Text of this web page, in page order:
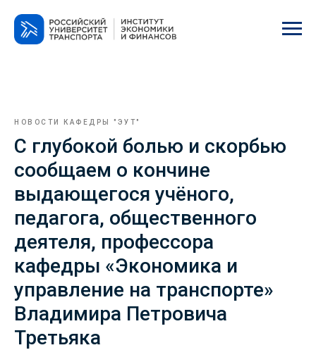
НОВОСТИ КАФЕДРЫ "ЭУТ"
С глубокой болью и скорбью
сообщаем о кончине
выдающегося учёного,
педагога, общественного
деятеля, профессора
кафедры «Экономика и
управление на транспорте»
Владимира Петровича
Третьяка